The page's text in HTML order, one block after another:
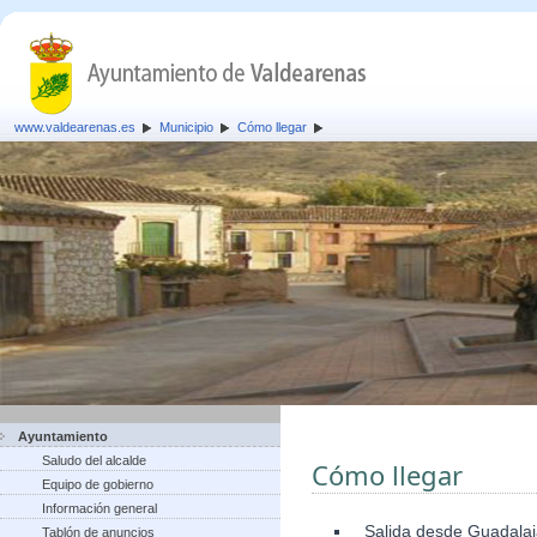
www.valdearenas.es Municipio Cómo llegar
Ayuntamiento
Saludo del alcalde
Equipo de gobierno
Información general
Tablón de anuncios
Cómo llegar
Salida desde